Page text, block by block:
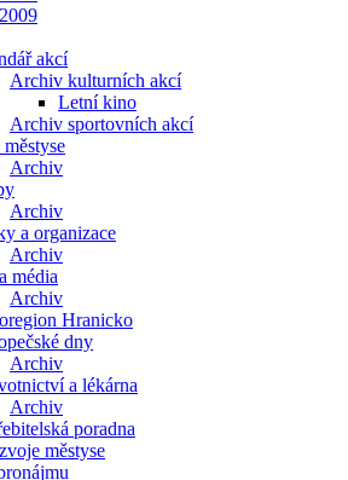
akcí
Archiv kulturních akcí
Letní kino
Archiv sportovních akcí
Archiv
Archiv
a organizace
Archiv
média
Archiv
Hranicko
dny
Archiv
a lékárna
Archiv
poradna
městyse